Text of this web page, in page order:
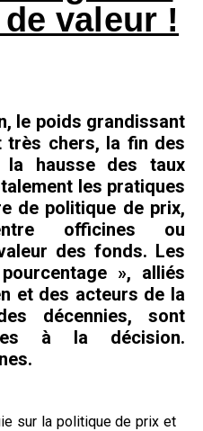
valeur !
le poids grandissant
très chers, la fin des
hausse des taux
les pratiques
de politique de prix,
officines ou
des fonds. Les
», alliés
et des acteurs de la
décennies, sont
à la décision.
sur la politique de prix et